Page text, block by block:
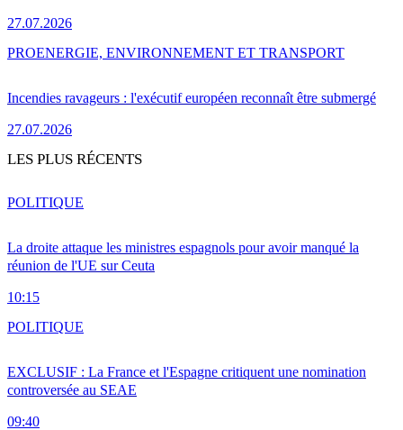
27.07.2026
Incendies ravageurs : l'exécutif européen reconnaît être submergé
27.07.2026
PROENERGIE, ENVIRONNEMENT ET TRANSPORT
LES PLUS RÉCENTS
La droite attaque les ministres espagnols pour avoir manqué la
réunion de l'UE sur Ceuta
10:15
POLITIQUE
EXCLUSIF : La France et l'Espagne critiquent une nomination
controversée au SEAE
09:40
POLITIQUE